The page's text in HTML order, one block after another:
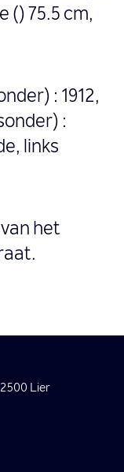
() 75.5 cm,
: 1912,
:
links
het
Lier